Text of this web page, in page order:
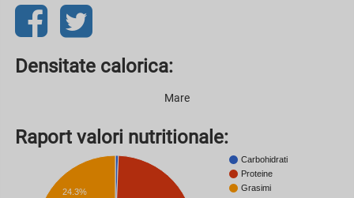
Densitate calorica:
Mare
Raport valori nutritionale:
Carbohidrati
Proteine
Grasimi
24.3%